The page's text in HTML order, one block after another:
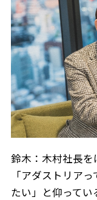
鈴木：木村社長
「アダストリア
たい」と仰って